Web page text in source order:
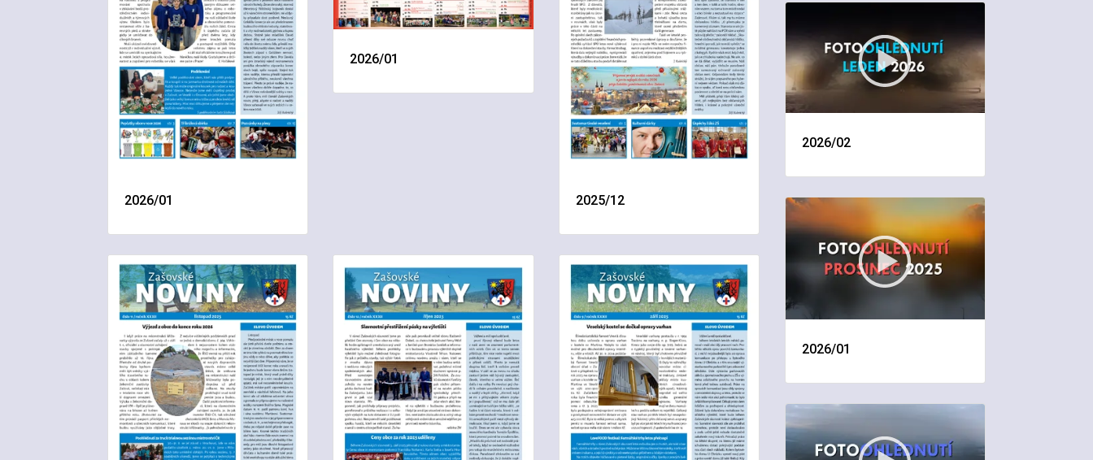
2026/01
2026/01
2025/12
2026/02
2026/01